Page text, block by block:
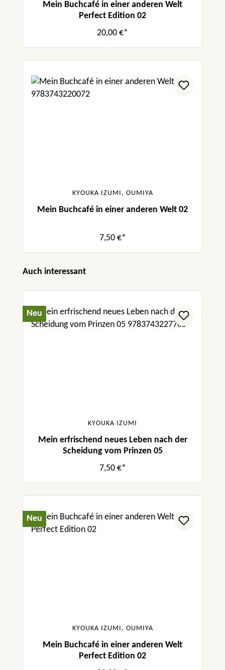
Mein Buchcafé in einer anderen Welt
Perfect Edition 02
20,00 €*
KYOUKA IZUMI, OUMIYA
Mein Buchcafé in einer anderen Welt 02
7,50 €*
Produktgalerie überspringen
Auch interessant
Neu
KYOUKA IZUMI
Mein erfrischend neues Leben nach der
Scheidung vom Prinzen 05
7,50 €*
Neu
KYOUKA IZUMI, OUMIYA
Mein Buchcafé in einer anderen Welt
Perfect Edition 02